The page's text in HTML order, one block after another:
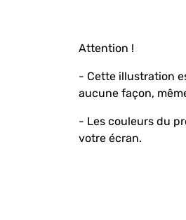
Attention !
- Cette illustration
aucune façon,
- Les couleurs du
votre écran.